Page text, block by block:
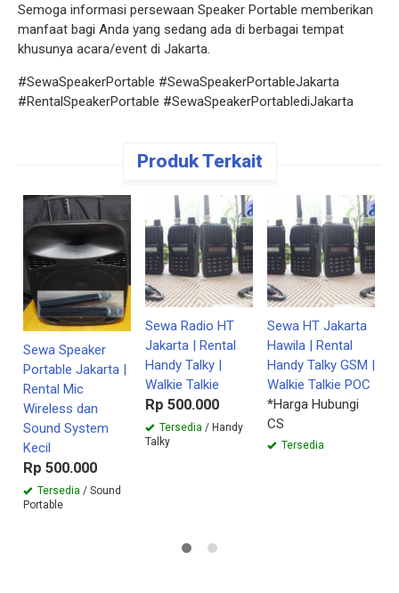
Semoga informasi persewaan Speaker Portable memberikan
manfaat bagi Anda yang sedang ada di berbagai tempat
khusunya acara/event di Jakarta.
#SewaSpeakerPortable #SewaSpeakerPortableJakarta
#RentalSpeakerPortable #SewaSpeakerPortablediJakarta
Produk Terkait
Sewa Speaker
Portable Jakarta |
Rental Mic
Wireless dan
Sound System
Kecil
Rp 500.000
Tersedia / Sound
Portable
Sewa Radio HT
Jakarta | Rental
Handy Talky |
Walkie Talkie
Rp 500.000
Tersedia / Handy
Talky
Sewa HT Jakarta
Hawila | Rental
Handy Talky GSM |
Walkie Talkie POC
*Harga Hubungi
CS
Tersedia